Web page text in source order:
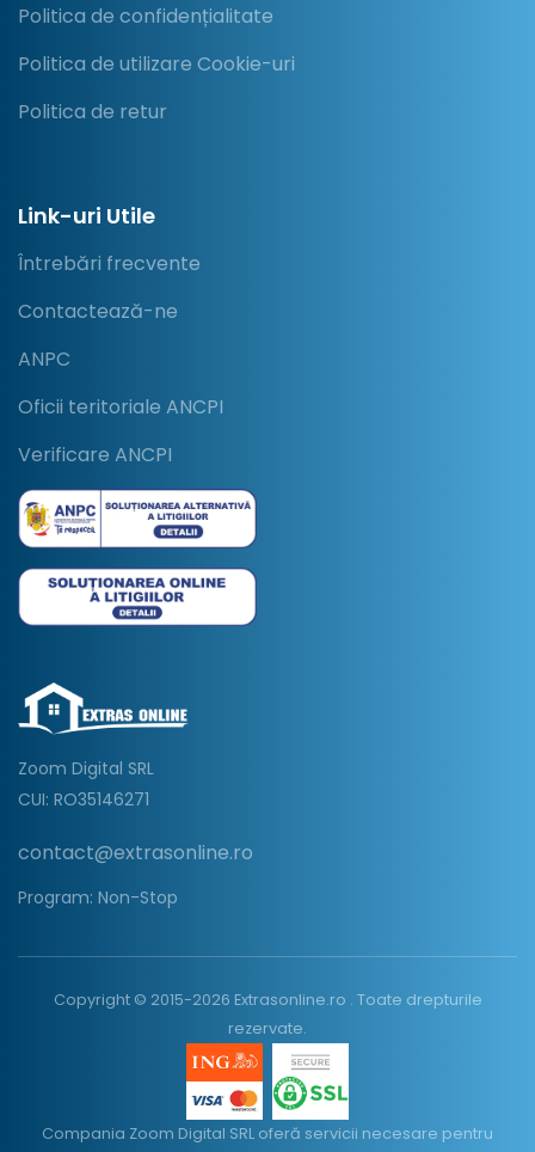
Politica de confidențialitate
Politica de utilizare Cookie-uri
Politica de retur
Link-uri Utile
Întrebări frecvente
Contactează-ne
ANPC
Oficii teritoriale ANCPI
Verificare ANCPI
Zoom Digital SRL
CUI: RO35146271
contact@extrasonline.ro
Program: Non-Stop
Copyright © 2015-2026 Extrasonline.ro . Toate drepturile
rezervate.
Compania Zoom Digital SRL oferă servicii necesare pentru